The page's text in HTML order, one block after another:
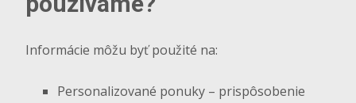
Informácie môžu byť použité na:
Personalizované ponuky – prispôsobenie